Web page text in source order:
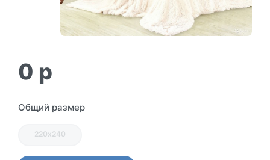
0 p
Общий размер
220х240